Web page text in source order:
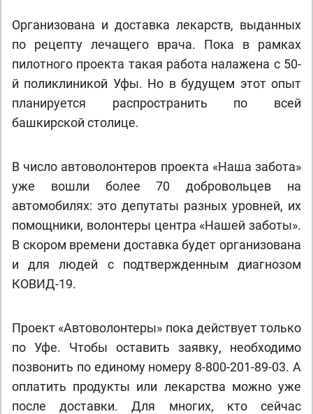
Организована и доставка лекарств, выданных
по рецепту лечащего врача. Пока в рамках
пилотного проекта такая работа налажена с 50-
й поликлиникой Уфы. Но в будущем этот опыт
планируется распространить по всей
башкирской столице.
В число автоволонтеров проекта «Наша забота»
уже вошли более 70 добровольцев на
автомобилях: это депутаты разных уровней, их
помощники, волонтеры центра «Нашей заботы».
В скором времени доставка будет организована
и для людей с подтвержденным диагнозом
КОВИД-19.
Проект «Автоволонтеры» пока действует только
по Уфе. Чтобы оставить заявку, необходимо
позвонить по единому номеру 8-800-201-89-03. А
оплатить продукты или лекарства можно уже
после доставки. Для многих, кто сейчас